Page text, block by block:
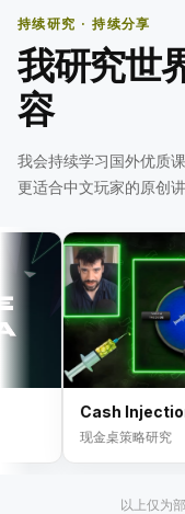
持续研究 · 持续分享
我研究世
容
我会持续学习国外优质
更适合中文玩家的原创讲
Cash
现金桌策略研究
以上仅为